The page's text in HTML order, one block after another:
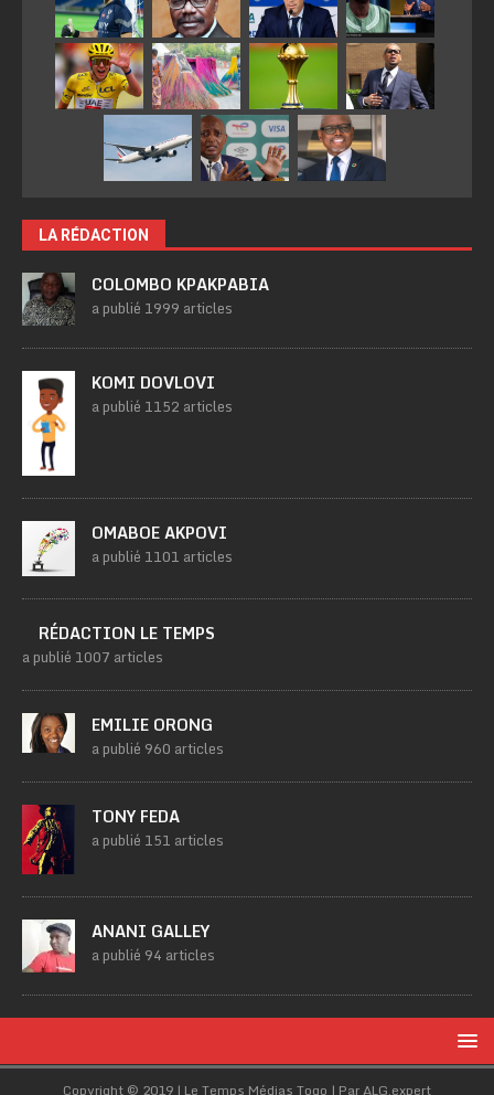
LA RÉDACTION
COLOMBO KPAKPABIA
a publié 1999 articles
KOMI DOVLOVI
a publié 1152 articles
OMABOE AKPOVI
a publié 1101 articles
RÉDACTION LE TEMPS
a publié 1007 articles
EMILIE ORONG
a publié 960 articles
TONY FEDA
a publié 151 articles
ANANI GALLEY
a publié 94 articles
Copyright © 2019 | Le Temps Médias Togo | Par ALG.expert